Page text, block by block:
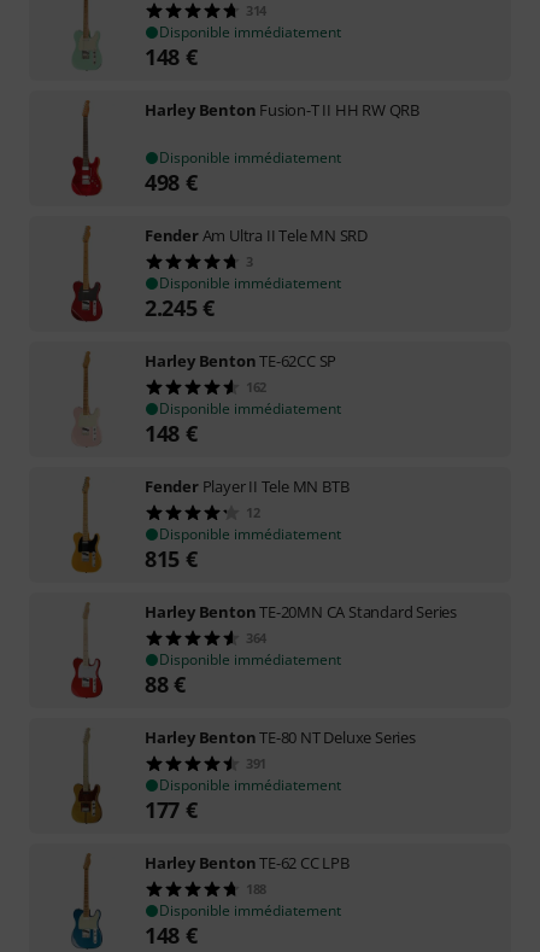
314
Disponible immédiatement
148 €
Harley Benton Fusion-T II HH RW QRB
Disponible immédiatement
498 €
FenderAm Ultra II Tele MN SRD
3
Disponible immédiatement
2.245€
Harley BentonTE-62CC SP
162
Disponible immédiatement
148 €
Fender Player II Tele MN BTB
12
Disponible immédiatement
815 €
Harley BentonTE-20MN CA Standard Series
364
Disponible immédiatement
88€
Harley BentonTE-80 NT Deluxe Series
391
Disponible immédiatement
177 €
Harley BentonTE-62 CC LPB
188
Disponible immédiatement
148 €